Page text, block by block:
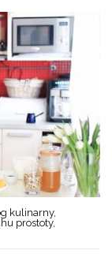
kulinarny,
prostoty,